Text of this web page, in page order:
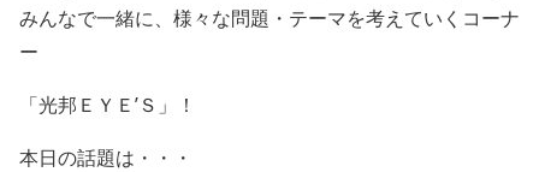
みんなで一緒に、様々な問題・テーマを考えていくコーナ
ー
「光邦ＥＹＥ’Ｓ」！
本日の話題は・・・